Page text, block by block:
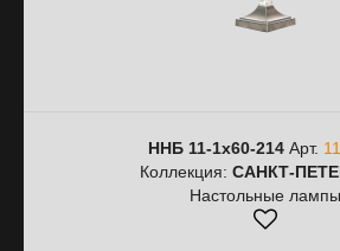
ННБ 11-1х60-214Арт.
Коллекция: САНКТ-
Настольные лампы